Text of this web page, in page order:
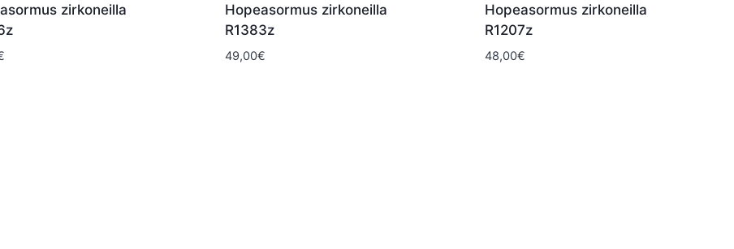
zirkoneilla
Hopeasormus zirkoneilla
R1383z
49,00€
Hopeasormus zirkoneilla
R1207z
48,00€